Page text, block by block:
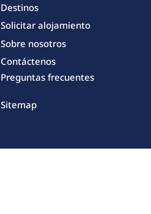
Destinos
Solicitar alojamiento
Sobre nosotros
Contáctenos
Preguntas frecuentes
Sitemap